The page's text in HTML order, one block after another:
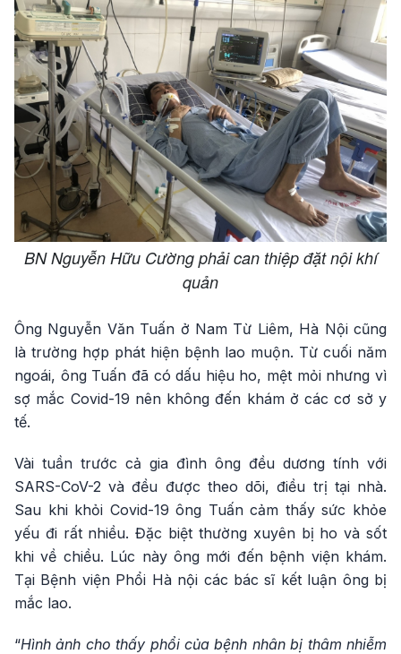
BN Nguyễn Hữu Cường phải can thiệp đặt nội khí
quản
Ông Nguyễn Văn Tuấn ở Nam Từ Liêm, Hà Nội cũng
là trường hợp phát hiện bệnh lao muộn. Từ cuối năm
ngoái, ông Tuấn đã có dấu hiệu ho, mệt mỏi nhưng vì
sợ mắc Covid-19 nên không đến khám ở các cơ sở y
tế.
Vài tuần trước cả gia đình ông đều dương tính với
SARS-CoV-2 và đều được theo dõi, điều trị tại nhà.
Sau khi khỏi Covid-19 ông Tuấn cảm thấy sức khỏe
yếu đi rất nhiều. Đặc biệt thường xuyên bị ho và sốt
khi về chiều. Lúc này ông mới đến bệnh viện khám.
Tại Bệnh viện Phổi Hà nội các bác sĩ kết luận ông bị
mắc lao.
“Hình ảnh cho thấy phổi của bệnh nhân bị thâm nhiễm